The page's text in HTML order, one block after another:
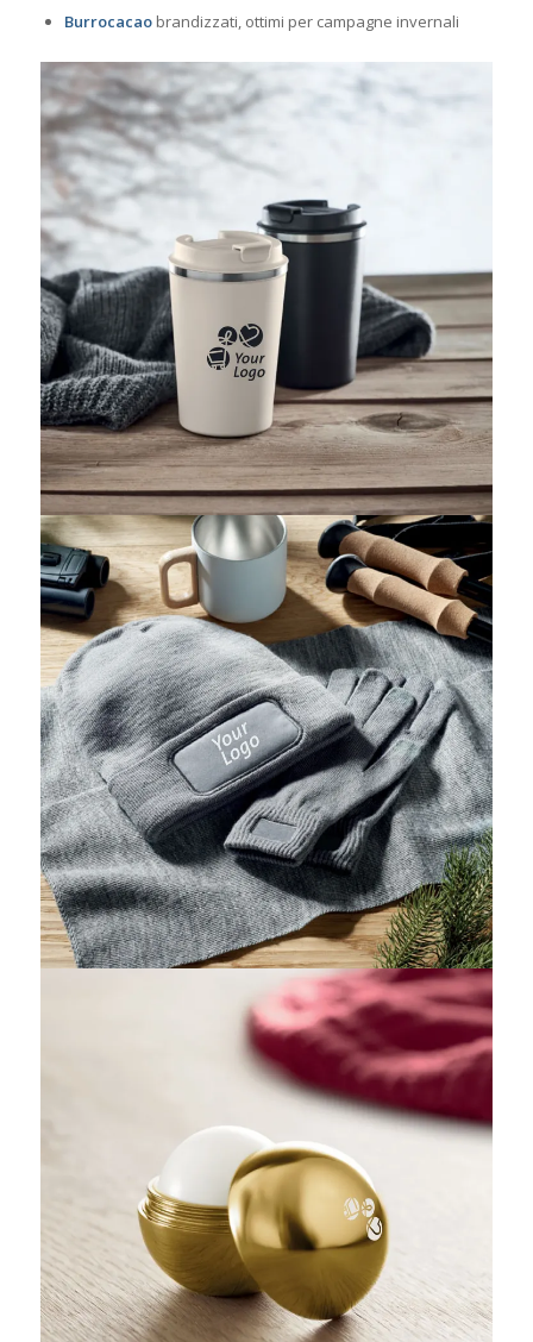
Burrocacao brandizzati, ottimi per campagne invernali